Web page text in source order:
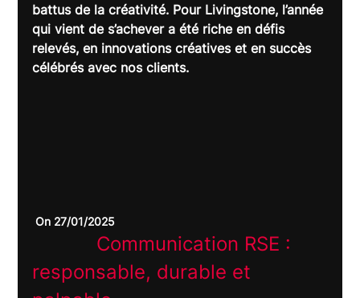
battus de la créativité. Pour Livingstone, l’année
qui vient de s’achever a été riche en défis
relevés, en innovations créatives et en succès
célébrés avec nos clients.
On 27/01/2025
responsable, durable et